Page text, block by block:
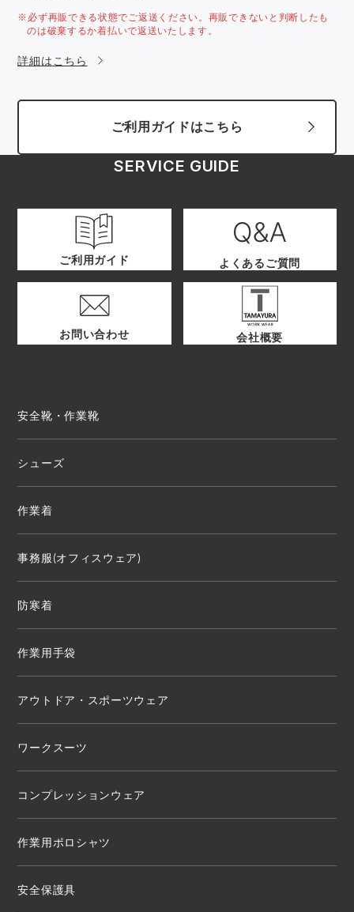
※必ず再販できる状態でご返送ください。再販できないと判断したも
のは破棄するか着払いで返送いたします。
詳細はこちら
ご利用ガイドはこちら
SERVICE GUIDE
ご利用ガイド よくあるご質問
お問い合わせ 会社概要
安全靴・作業靴
シューズ
作業着
事務服(オフィスウェア)
防寒着
作業用手袋
アウトドア・スポーツウェア
ワークスーツ
コンプレッションウェア
作業用ポロシャツ
安全保護具